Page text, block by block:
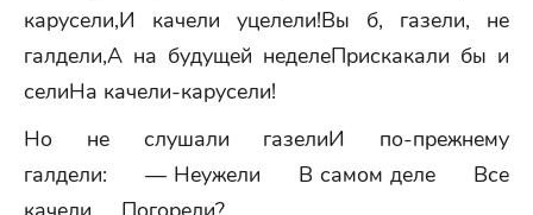
карусели,И качели уцелели!Вы б, газели, не
галдели,А на будущей неделеПрискакали бы и
селиНа качели-карусели!
Но не слушали газелиИ по-прежнему
галдели: — Неужели В самом деле Все